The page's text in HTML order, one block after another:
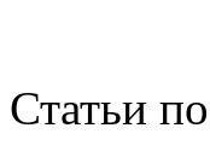
Статьи